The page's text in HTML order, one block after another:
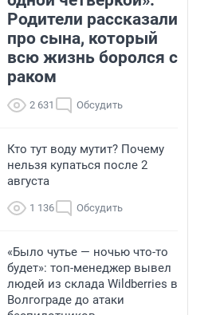
Родители рассказали
про сына, который
всю жизнь боролся с
раком
2 631 Обсудить
Кто тут воду мутит? Почему
нельзя купаться после 2
августа
1 136 Обсудить
«Было чутье — ночью что-то
будет»: топ-менеджер вывел
людей из склада Wildberries в
Волгограде до атаки